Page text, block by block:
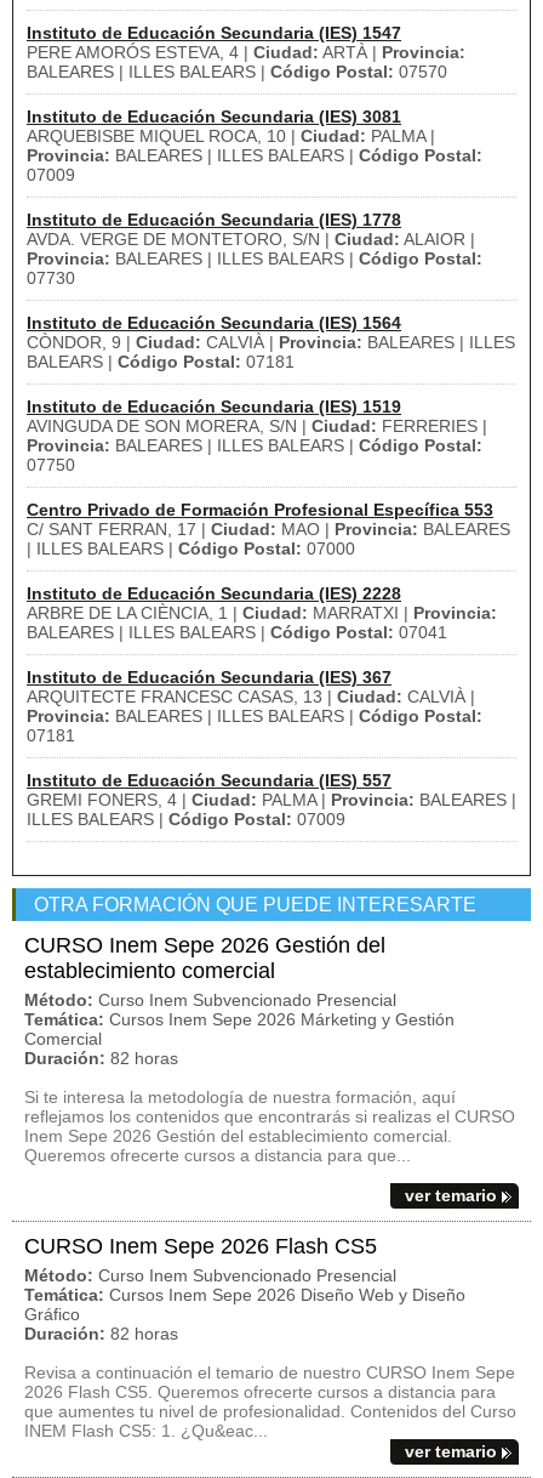
Instituto de Educación Secundaria (IES) 1547
PERE AMORÓS ESTEVA, 4 | Ciudad: ARTÀ | Provincia:
BALEARES | ILLES BALEARS | Código Postal: 07570
Instituto de Educación Secundaria (IES) 3081
ARQUEBISBE MIQUEL ROCA, 10 | Ciudad: PALMA |
Provincia: BALEARES | ILLES BALEARS | Código Postal:
07009
Instituto de Educación Secundaria (IES) 1778
AVDA. VERGE DE MONTETORO, S/N | Ciudad: ALAIOR |
Provincia: BALEARES | ILLES BALEARS | Código Postal:
07730
Instituto de Educación Secundaria (IES) 1564
CÒNDOR, 9 | Ciudad: CALVIÀ | Provincia: BALEARES | ILLES
BALEARS | Código Postal: 07181
Instituto de Educación Secundaria (IES) 1519
AVINGUDA DE SON MORERA, S/N | Ciudad: FERRERIES |
Provincia: BALEARES | ILLES BALEARS | Código Postal:
07750
Centro Privado de Formación Profesional Específica 553
C/ SANT FERRAN, 17 | Ciudad: MAO | Provincia: BALEARES
| ILLES BALEARS | Código Postal: 07000
Instituto de Educación Secundaria (IES) 2228
ARBRE DE LA CIÈNCIA, 1 | Ciudad: MARRATXI | Provincia:
BALEARES | ILLES BALEARS | Código Postal: 07041
Instituto de Educación Secundaria (IES) 367
ARQUITECTE FRANCESC CASAS, 13 | Ciudad: CALVIÀ |
Provincia: BALEARES | ILLES BALEARS | Código Postal:
07181
Instituto de Educación Secundaria (IES) 557
GREMI FONERS, 4 | Ciudad: PALMA | Provincia: BALEARES |
ILLES BALEARS | Código Postal: 07009
OTRA FORMACIÓN QUE PUEDE INTERESARTE
CURSO Inem Sepe 2026 Gestión del
establecimiento comercial
Método: Curso Inem Subvencionado Presencial
Temática: Cursos Inem Sepe 2026 Márketing y Gestión
Comercial
Duración: 82 horas
Si te interesa la metodología de nuestra formación, aquí
reflejamos los contenidos que encontrarás si realizas el CURSO
Inem Sepe 2026 Gestión del establecimiento comercial.
Queremos ofrecerte cursos a distancia para que...
ver temario
CURSO Inem Sepe 2026 Flash CS5
Método: Curso Inem Subvencionado Presencial
Temática: Cursos Inem Sepe 2026 Diseño Web y Diseño
Gráfico
Duración: 82 horas
Revisa a continuación el temario de nuestro CURSO Inem Sepe
2026 Flash CS5. Queremos ofrecerte cursos a distancia para
que aumentes tu nivel de profesionalidad. Contenidos del Curso
INEM Flash CS5: 1. ¿Qu&eac...
ver temario